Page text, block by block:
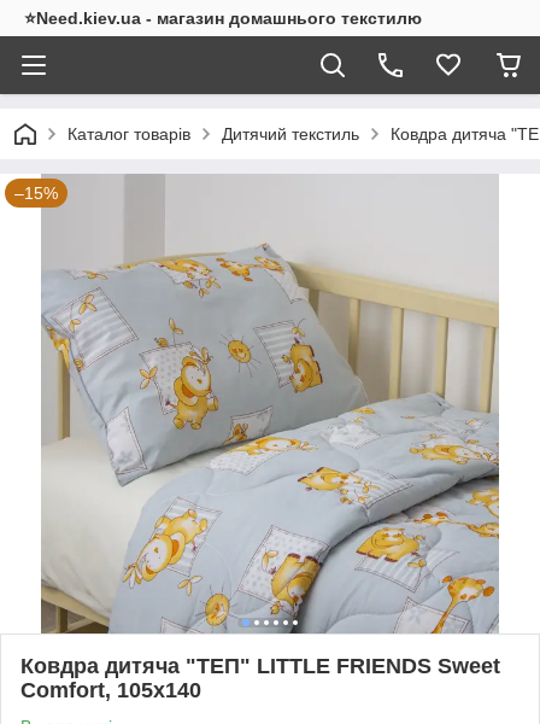
⭐Need.kiev.ua - магазин домашнього текстилю
Каталог товарів Дитячий текстиль Ковдра дитяча
–15%
Ковдра дитяча "ТЕП" LITTLE FRIENDS Sweet
Comfort, 105x140